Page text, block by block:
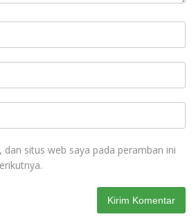
dan situs web saya pada peramban ini